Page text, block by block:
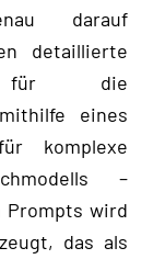
darauf
detaillierte
für die
eines
komplexe
–
Prompts wird
das als